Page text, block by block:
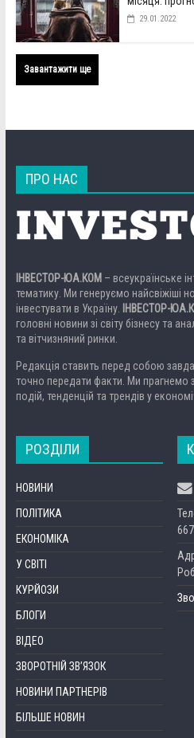
29.01.2022
Завантажити ще
ПРО НАС
ІНВЕСТОР-ЮА.КОМ – всеукраїнське
тематику. Ми генеруємо найсвіжіші
інвестувати в Україну.
ІНВЕСТОР-
головні новини зі світу бізнесу та
та вітчизняний ринки.
Редакція ставить перед собою
точно передати факти. Ми прагнемо
подій, тенденцій та трендів у
РОЗДІЛИ
НОВИНИ
ПОЛІТИКА
ЕКОНОМІКА
У СВІТІ
КУРЙОЗИ
БЛОГИ
ВІДЕО
ЗВОРОТНІЙ ЗВ’ЯЗОК
НОВИНИ ПАРТНЕРІВ
БІЛЬШЕ НОВИН
667